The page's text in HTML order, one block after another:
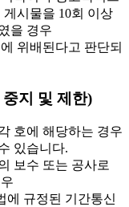
게시물을 10회 이상
을 경우
위배된다고 판단되
지 및 제한)
호에 해당하는 경우
있습니다.
보수 또는 공사로
에 규정된 기간통신